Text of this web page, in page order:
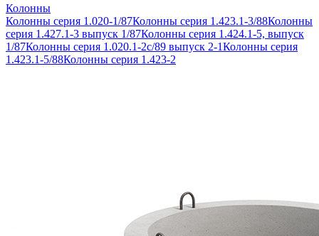
Колонны
Колонны серия 1.020-1/87Колонны серия 1.423.1-3/88Колонны
серия 1.427.1-3 выпуск 1/87Колонны серия 1.424.1-5, выпуск
1/87Колонны серия 1.020.1-2с/89 выпуск 2-1Колонны серия
1.423.1-5/88Колонны серия 1.423-2